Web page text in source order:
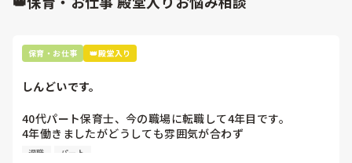
今年度は違うクラスなのですが、園内で私とそばにいるよう
に行きます。
また、私を孤独にさせようとしているのか他の職員とあから
三人で組んでいたのですが、明らかに私には入り込めない雰
囲気を作ってました。
嫌だ嫌だ、の気持ちから自然に自分からはみないし話さない
ごめんなさい！私なんかしでかしました？！っていつもゆって
ました。笑
きにせず、嫌だいやだ、って誰か言える人にこの話をして、う
た。人それぞれだとおもいますが、ほんとに辛いですよね🤣🤣
保育・お仕事 👑殿堂入り
しんどいです。
40代パート保育士、今の職場に転職して4年目です。
4年働きましたがどうしても雰囲気が合わず
退職しようと思っています。
退職 パート